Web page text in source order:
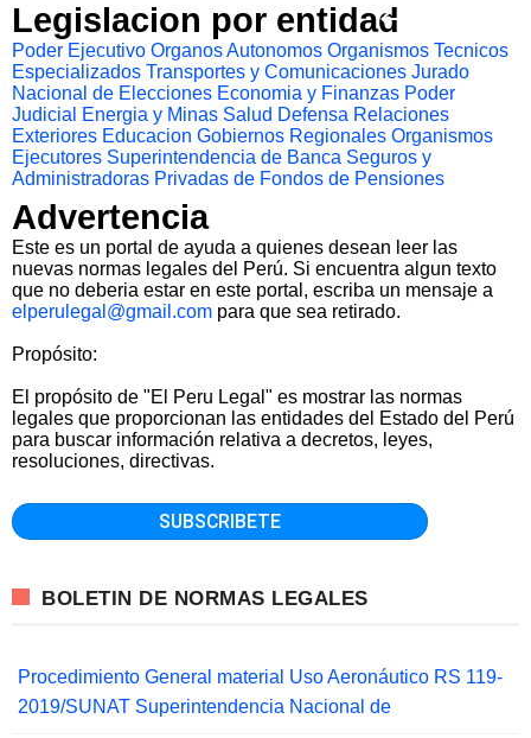
Legislacion por entidad
Poder Ejecutivo Organos Autonomos Organismos Tecnicos
Especializados Transportes y Comunicaciones Jurado
Nacional de Elecciones Economia y Finanzas Poder
Judicial
Energia y Minas Salud Defensa Relaciones
Exteriores Educacion Gobiernos Regionales Organismos
Ejecutores Superintendencia de Banca Seguros y
Administradoras Privadas de Fondos de Pensiones
Advertencia
Este es un portal de ayuda a quienes desean leer las
nuevas normas legales del Perú. Si encuentra algun texto
que no deberia estar en este portal, escriba un mensaje a
elperulegal@gmail.com para que sea retirado.
Propósito:
El propósito de "El Peru Legal" es mostrar las normas
legales que proporcionan las entidades del Estado del Perú
para buscar información relativa a decretos, leyes,
resoluciones, directivas.
BOLETIN DE NORMAS LEGALES
Procedimiento General material Uso Aeronáutico RS 119-
2019/SUNAT Superintendencia Nacional de